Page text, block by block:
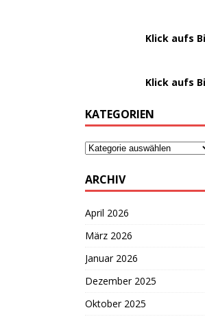
Klick aufs
Klick aufs
KATEGORIEN
ARCHIV
April 2026
März 2026
Januar 2026
Dezember 2025
Oktober 2025